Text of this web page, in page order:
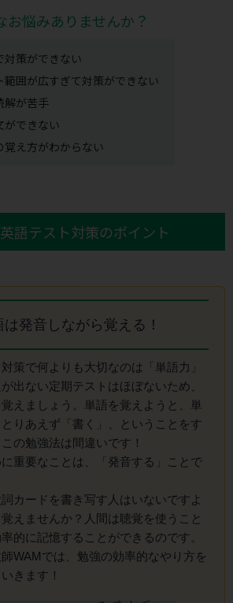
お悩みありませんか？
対策ができない
範囲が広すぎて対策ができない
解が苦手
ができない
覚え方がわからない
語テスト対策のポイント
発音しながら覚える！
策で何よりも大切なのは「単語力」
出ない定期テストはほぼないため、
えましょう。単語を覚えようと、単
りあえず「書く」、ということをす
の勉強法は間違いです！
重要なことは、「発音する」ことで
カードを書き写す人はいないですよ
えませんか？人間は聴覚を使うこと
的に記憶することができるのです。
WAMでは、勉強の効率的なやり方を
きます！